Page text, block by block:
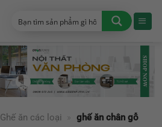
Ghế ăn các loại » ghế ăn chân gỗ